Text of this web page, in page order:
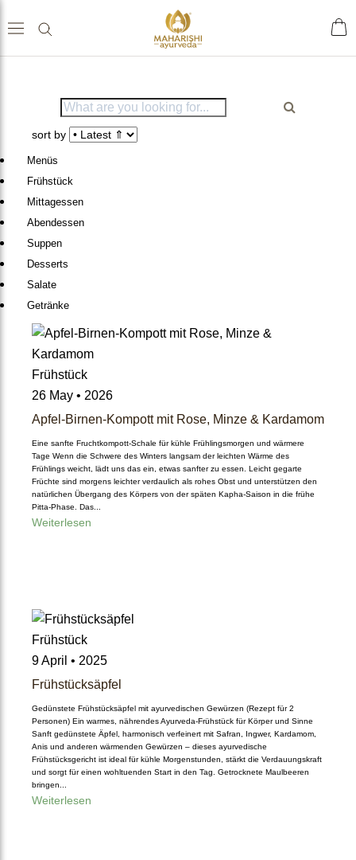
Tees & Getränke
Gewürze & Grundnahrungs
mittel
Nahrungsergänzungen
Ayurveda Einzelkräuter
Ayurveda Naturkosmetik
Ayurveda-Produkte im Ang
ebot
Mundhygiene
Ayurveda nach Jahreszeite
Ayurveda nach Dosha-Typ
Ayurvedische Geschenkid
een
sort by
Menüs
Frühstück
Mittagessen
Abendessen
Suppen
Desserts
Salate
Getränke
Frühstück
26 May • 2026
Apfel-Birnen-Kompott mit Rose, Minze & Kardamom
Eine sanfte Fruchtkompott-Schale für kühle Frühlingsmorgen und wärmere
Tage Wenn die Schwere des Winters langsam der leichten Wärme des
Frühlings weicht, lädt uns das ein, etwas sanfter zu essen. Leicht gegarte
Früchte sind morgens leichter verdaulich als rohes Obst und unterstützen den
natürlichen Übergang des Körpers von der späten Kapha-Saison in die frühe
Pitta-Phase. Das...
Weiterlesen
Frühstück
9 April • 2025
Frühstücksäpfel
Gedünstete Frühstücksäpfel mit ayurvedischen Gewürzen (Rezept für 2
Personen) Ein warmes, nährendes Ayurveda-Frühstück für Körper und Sinne
Sanft gedünstete Äpfel, harmonisch verfeinert mit Safran, Ingwer, Kardamom,
Anis und anderen wärmenden Gewürzen – dieses ayurvedische
Frühstücksgericht ist ideal für kühle Morgenstunden, stärkt die Verdauungskraft
und sorgt für einen wohltuenden Start in den Tag. Getrocknete Maulbeeren
bringen...
Weiterlesen